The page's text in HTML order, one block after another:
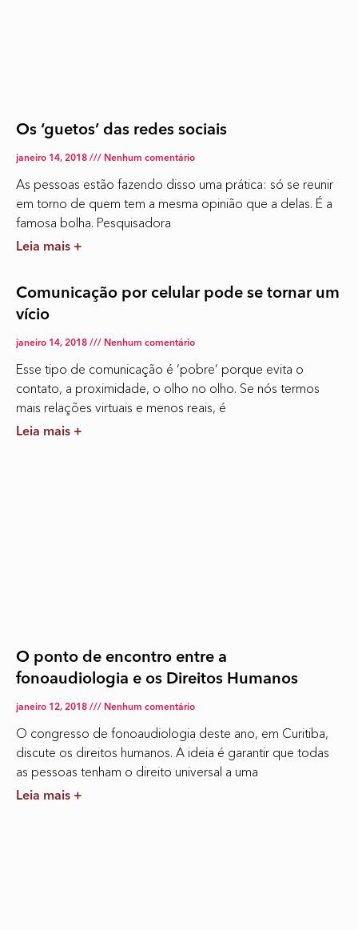
Os ‘guetos’ das redes sociais
janeiro 14, 2018 Nenhum comentário
As pessoas estão fazendo disso uma prática: só se reunir
em torno de quem tem a mesma opinião que a delas. É a
famosa bolha. Pesquisadora
Leia mais +
Comunicação por celular pode se tornar um
vício
janeiro 14, 2018 Nenhum comentário
Esse tipo de comunicação é ‘pobre’ porque evita o
contato, a proximidade, o olho no olho. Se nós termos
mais relações virtuais e menos reais, é
Leia mais +
O ponto de encontro entre a
fonoaudiologia e os Direitos Humanos
janeiro 12, 2018 Nenhum comentário
O congresso de fonoaudiologia deste ano, em Curitiba,
discute os direitos humanos. A ideia é garantir que todas
as pessoas tenham o direito universal a uma
Leia mais +